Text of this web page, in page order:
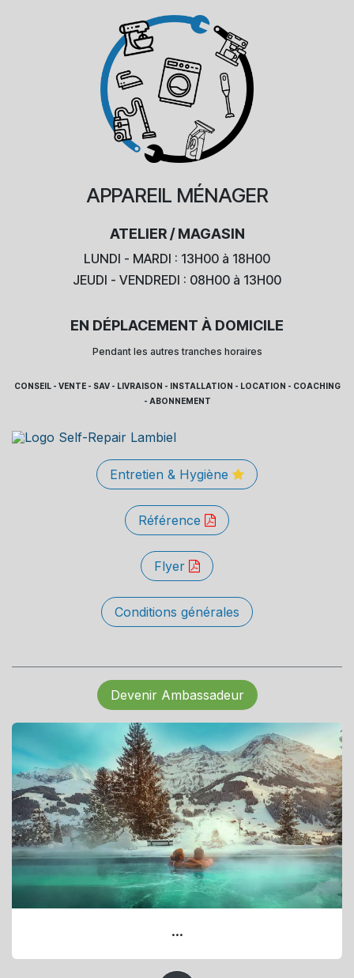
APPAREIL MÉNAGER
ATELIER / MAGASIN
LUNDI - MARDI : 13H00 à 18H00
JEUDI - VENDREDI : 08H00 à 13H00
EN DÉPLACEMENT À DOMICILE
Pendant les autres tranches horaires
CONSEIL - VENTE - SAV - LIVRAISON - INSTALLATION - LOCATION - COACHING
- ABONNEMENT
Entretien & Hygiène
Référence
Flyer
Conditions générales
Devenir Ambassadeur
...